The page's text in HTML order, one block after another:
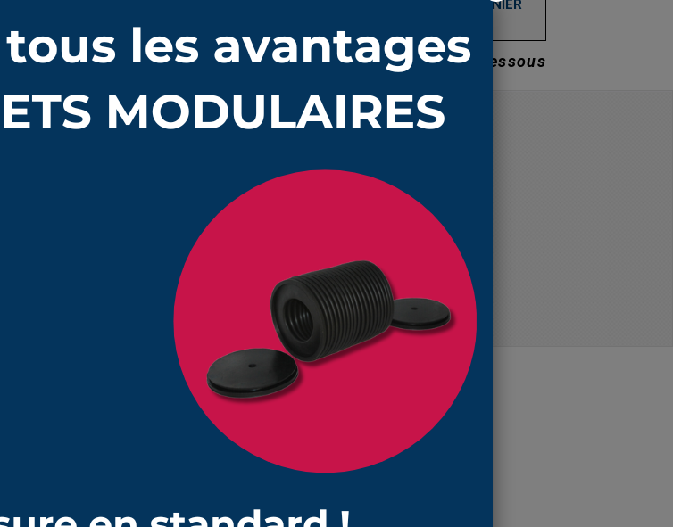
AJOUTER AU PANIER
Prix dégressifs voir ci-dessous
49,47 €
46,34 € 55,61 €
38,55 € 46,27 €
colliers de serrage correspondant à ce soufflet !